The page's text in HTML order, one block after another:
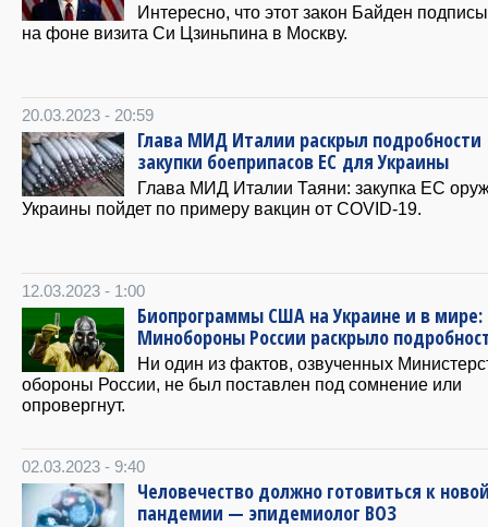
Интересно, что этот закон Байден
на фоне визита Си Цзиньпина в Москву.
20.03.2023 - 20:59
Глава МИД Италии раскрыл подробности
закупки боеприпасов ЕС для Украины
Глава МИД Италии Таяни: закупка ЕC
Украины пойдет по примеру вакцин от COVID-19.
12.03.2023 - 1:00
Биопрограммы США на Украине и в мире:
Минобороны России раскрыло
Ни один из фактов, озвученных
обороны России, не был поставлен под сомнение или
опровергнут.
02.03.2023 - 9:40
Человечество должно готовиться к
пандемии — эпидемиолог ВОЗ